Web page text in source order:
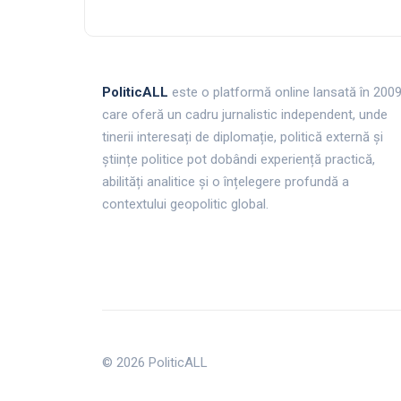
PoliticALL este o platformă online lansată în 2009
care oferă un cadru jurnalistic independent, unde
tinerii interesați de diplomație, politică externă și
științe politice pot dobândi experiență practică,
abilități analitice și o înțelegere profundă a
contextului geopolitic global.
© 2026 PoliticALL